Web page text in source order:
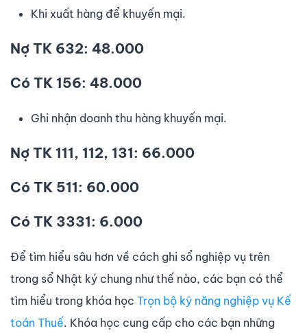
Khi xuất hàng để khuyến mại.
Nợ TK 632: 48.000
Có TK 156: 48.000
Ghi nhận doanh thu hàng khuyến mại.
Nợ TK 111, 112, 131: 66.000
Có TK 511: 60.000
Có TK 3331: 6.000
Để tìm hiểu sâu hơn về cách ghi sổ nghiệp vụ trên
trong sổ Nhật ký chung như thế nào, các bạn có thể
tìm hiểu trong khóa học Trọn bộ kỹ năng nghiệp vụ Kế
toán Thuế. Khóa học cung cấp cho các bạn những